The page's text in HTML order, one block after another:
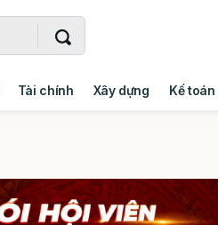
Tài chính Xây dựng Kế toán